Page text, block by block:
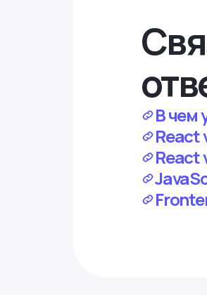
В чем
React
React